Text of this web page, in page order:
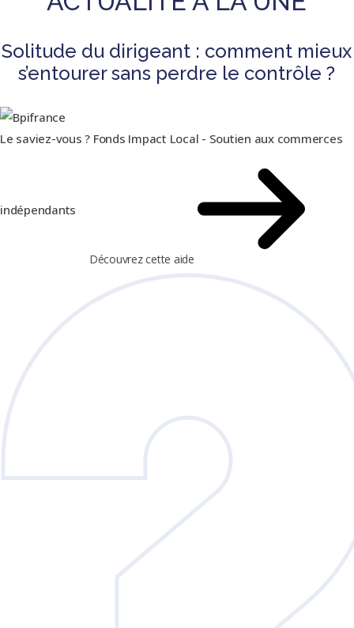
Solitude du dirigeant : comment mieux
s’entourer sans perdre le contrôle ?
Le saviez-vous ? Fonds Impact Local - Soutien aux commerces
indépendants
Découvrez cette aide